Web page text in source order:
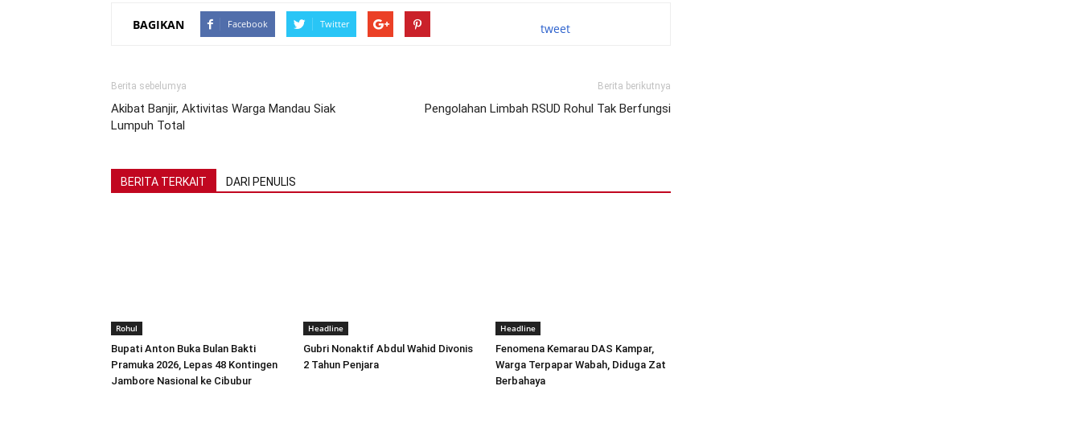
BAGIKAN Facebook Twitter tweet
Berita sebelumya
Akibat Banjir, Aktivitas Warga Mandau Siak
Lumpuh Total
Berita berikutnya
Pengolahan Limbah RSUD Rohul Tak Berfungsi
BERITA TERKAIT DARI PENULIS
Rohul
Bupati Anton Buka Bulan Bakti
Pramuka 2026, Lepas 48 Kontingen
Jambore Nasional ke Cibubur
Headline
Gubri Nonaktif Abdul Wahid Divonis
2 Tahun Penjara
Headline
Fenomena Kemarau DAS Kampar,
Warga Terpapar Wabah, Diduga Zat
Berbahaya